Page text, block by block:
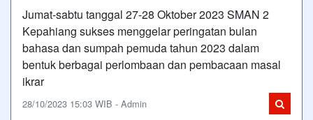
Jumat-sabtu tanggal 27-28 Oktober 2023 SMAN 2
Kepahiang sukses menggelar peringatan bulan
bahasa dan sumpah pemuda tahun 2023 dalam
bentuk berbagai perlombaan dan pembacaan masal
ikrar
28/10/2023 15:03 WIB - Admin